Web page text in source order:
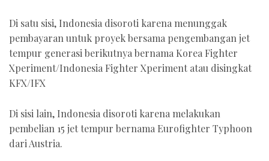
Di satu sisi, Indonesia disoroti karena menunggak
pembayaran untuk proyek bersama pengembangan jet
tempur generasi berikutnya bernama Korea Fighter
Xperiment/Indonesia Fighter Xperiment atau disingkat
KFX/IFX
Di sisi lain, Indonesia disoroti karena melakukan
pembelian 15 jet tempur bernama Eurofighter Typhoon
dari Austria.